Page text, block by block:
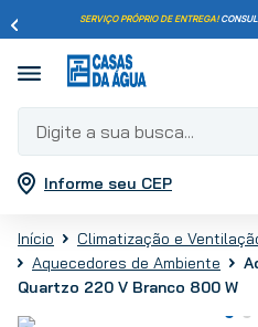
SERVIÇO PRÓPRIO DE ENTREGA!
Digite a sua busca...
Informe seu CEP
Climatização e
Aquecedores de Ambiente
Quartzo 220 V Branco 800 W
Termos mais buscados
porcelanato
3º
piso